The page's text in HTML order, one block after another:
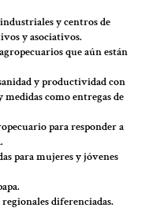
y centros de
y asociativos.
que aún están
y productividad con
medidas como entregas de
para responder a
para mujeres y jóvenes
diferenciadas.